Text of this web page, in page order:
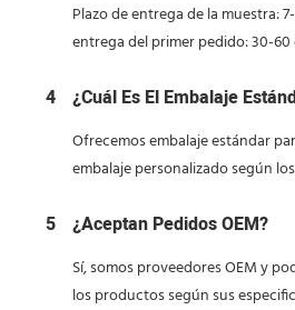
Plazo de entrega de la muestra:
entrega del primer pedido: 30-60
4 ¿Cuál Es El Embalaje
Ofrecemos embalaje estándar
embalaje personalizado según
5 ¿Aceptan Pedidos OEM?
Sí, somos proveedores OEM y
los productos según sus